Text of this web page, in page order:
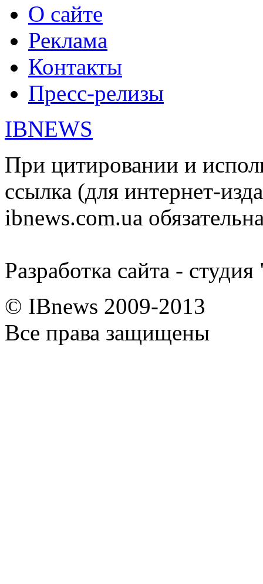
О сайте
Реклама
Контакты
Пресс-релизы
IBNEWS
При цитировании и
ссылка (для интернет-
ibnews.com.ua
Разработка сайта -
© IBnews 2009-2013
Все права защищены